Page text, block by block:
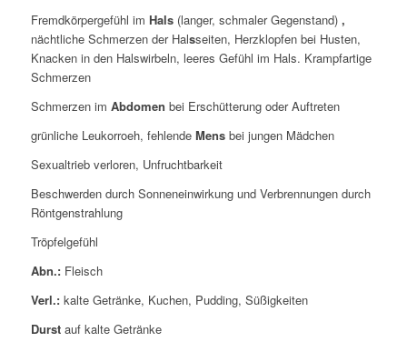
Fremdkörpergefühl im Hals (langer, schmaler Gegenstand),
nächtliche Schmerzen der Halsseiten, Herzklopfen bei Husten,
Knacken in den Halswirbeln, leeres Gefühl im Hals. Krampfartige
Schmerzen
Schmerzen im Abdomen bei Erschütterung oder Auftreten
grünliche Leukorroeh, fehlende Mensbei jungen Mädchen
Sexualtrieb verloren, Unfruchtbarkeit
Beschwerden durch Sonneneinwirkung und Verbrennungen durch
Röntgenstrahlung
Tröpfelgefühl
Abn.:Fleisch
Verl.:kalte Getränke, Kuchen, Pudding, Süßigkeiten
Durstauf kalte Getränke